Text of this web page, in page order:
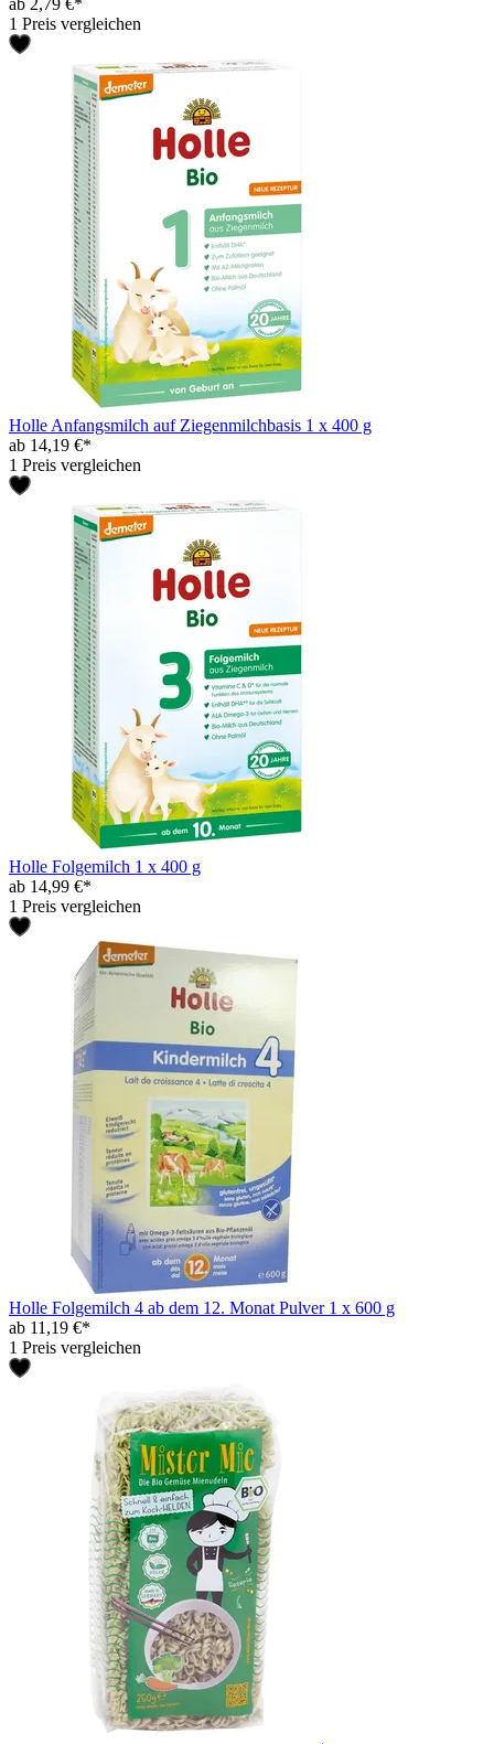
1 Preis vergleichen
Holle Anfangsmilch auf Ziegenmilchbasis 1 x 400 g
ab 14,19 €*
1 Preis vergleichen
Holle Folgemilch 1 x 400 g
ab 14,99 €*
1 Preis vergleichen
Holle Folgemilch 4 ab dem 12. Monat Pulver 1 x 600 g
ab 11,19 €*
1 Preis vergleichen